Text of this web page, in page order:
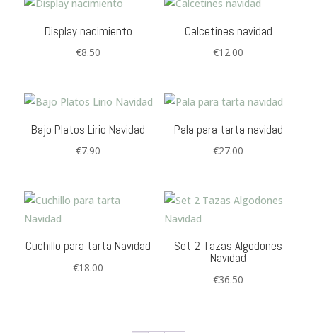
Display nacimiento
€8.50
Calcetines navidad
€12.00
Bajo Platos Lirio Navidad
€7.90
Pala para tarta navidad
€27.00
Cuchillo para tarta Navidad
€18.00
Set 2 Tazas Algodones
Navidad
€36.50